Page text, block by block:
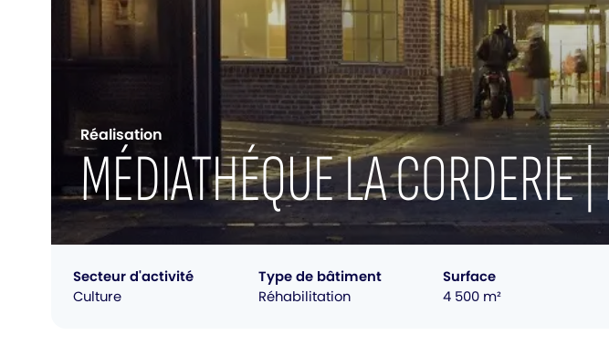
Réalisation
MÉDIATHÉQUE LA CORDERIE
Secteur d'activité
Culture
Type de bâtiment
Réhabilitation
Surface
4 500 m²